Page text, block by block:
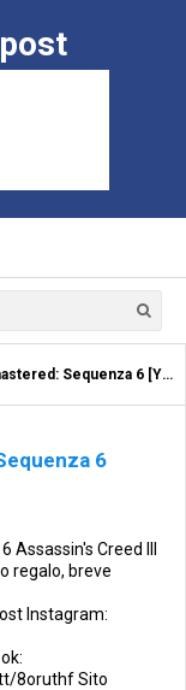
Sequenza 6 [YouTube Video]
6
Creed III
regalo, breve
Instagram:
8oruthf Sito